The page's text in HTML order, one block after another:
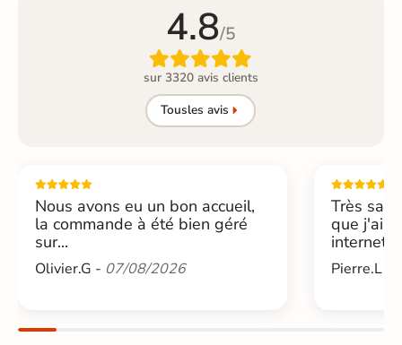
4.8/5

sur 3320 avis clients
Tousles avis
Nous avons eu un bon accueil,
la commande à été bien géré
sur...
Olivier.G - 07/08/2026
Très
que j'ai
internet....
Pierre.L -